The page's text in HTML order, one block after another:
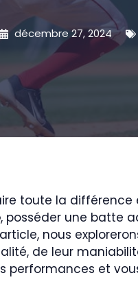
décembre 27, 2024
toute la différence
, posséder une batte
nous
de leur
et